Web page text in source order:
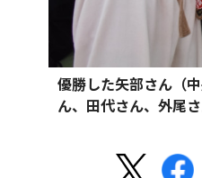
優勝した矢部さん（
ん、田代さん、外尾